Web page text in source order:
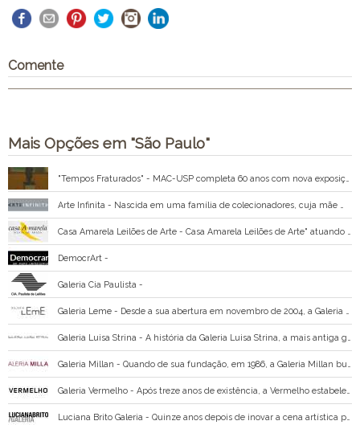
Comente
Mais Opções em "São Paulo"
DemocrArt -
Galeria Cia Paulista -